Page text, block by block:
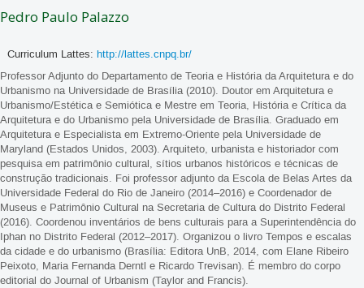
Pedro Paulo Palazzo
Curriculum Lattes: http://lattes.cnpq.br/
Professor Adjunto do Departamento de Teoria e História da Arquitetura e do
Urbanismo na Universidade de Brasília (2010). Doutor em Arquitetura e
Urbanismo/Estética e Semiótica e Mestre em Teoria, História e Crítica da
Arquitetura e do Urbanismo pela Universidade de Brasília. Graduado em
Arquitetura e Especialista em Extremo-Oriente pela Universidade de
Maryland (Estados Unidos, 2003). Arquiteto, urbanista e historiador com
pesquisa em patrimônio cultural, sítios urbanos históricos e técnicas de
construção tradicionais. Foi professor adjunto da Escola de Belas Artes da
Universidade Federal do Rio de Janeiro (2014–2016) e Coordenador de
Museus e Patrimônio Cultural na Secretaria de Cultura do Distrito Federal
(2016). Coordenou inventários de bens culturais para a Superintendência do
Iphan no Distrito Federal (2012–2017). Organizou o livro Tempos e escalas
da cidade e do urbanismo (Brasília: Editora UnB, 2014, com Elane Ribeiro
Peixoto, Maria Fernanda Derntl e Ricardo Trevisan). É membro do corpo
editorial do Journal of Urbanism (Taylor and Francis).